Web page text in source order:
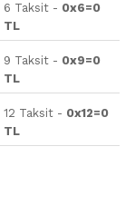
6 Taksit - 0x6=0
TL
9 Taksit - 0x9=0
TL
12 Taksit - 0x12=0
TL